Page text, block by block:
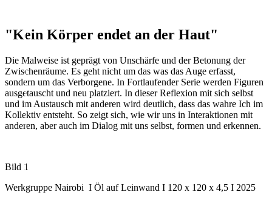
"Kein Körper endet an der Haut"
Die Malweise ist geprägt von Unschärfe und der Betonung der
Zwischenräume. Es geht nicht um das was das Auge erfasst,
sondern um das Verborgene. In Fortlaufender Serie werden Figuren
ausgetauscht und neu platziert. In dieser Reflexion mit sich selbst
und im Austausch mit anderen wird deutlich, dass das wahre Ich im
Kollektiv entsteht. So zeigt sich, wie wir uns in Interaktionen mit
anderen, aber auch im Dialog mit uns selbst, formen und erkennen.
Bild 1
Werkgruppe Nairobi I Öl auf Leinwand I 120 x 120 x 4,5 I 2025